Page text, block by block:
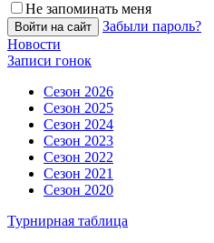
Не запоминать меня
Войти на сайт
Забыли пароль?
Новости
Записи гонок
Сезон 2026
Сезон 2025
Сезон 2024
Сезон 2023
Сезон 2022
Сезон 2021
Сезон 2020
Турнирная таблица